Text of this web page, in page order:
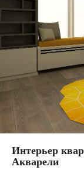
Интерьер
Акварели